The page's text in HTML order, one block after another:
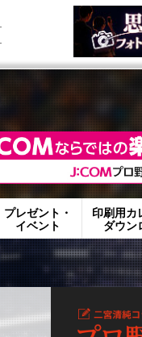
プレゼント・
イベント
印刷用カ
ダウン